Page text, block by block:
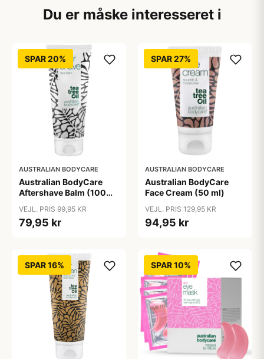
Du er måske interesseret i
SPAR 20%
AUSTRALIAN BODYCARE
Australian BodyCare
Aftershave Balm (100
VEJL. PRIS 99,95 KR
79,95 kr
SPAR 27%
AUSTRALIAN BODYCARE
Australian BodyCare
Face Cream (50 ml)
VEJL. PRIS 129,95 KR
94,95 kr
SPAR 16% SPAR 10%